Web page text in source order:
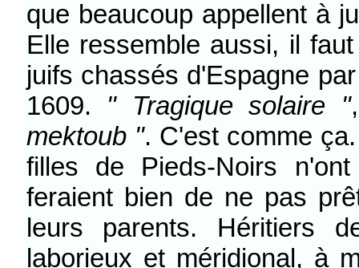
que beaucoup appellent à
Elle ressemble aussi, il
juifs chassés d'Espagne
1609. " Tragique solaire "
mektoub ". C'est comme
filles de Pieds-Noirs
feraient bien de ne pas
leurs parents. Héritiers
laborieux et méridional, à